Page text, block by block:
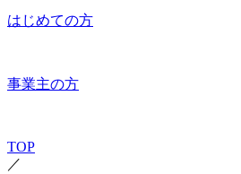
はじめての方
事業主の方
TOP
／